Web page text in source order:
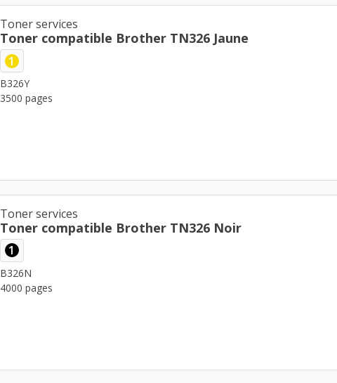
Toner services
Toner compatible Brother TN326 Jaune
1
B326Y
3500 pages
Toner services
Toner compatible Brother TN326 Noir
1
B326N
4000 pages